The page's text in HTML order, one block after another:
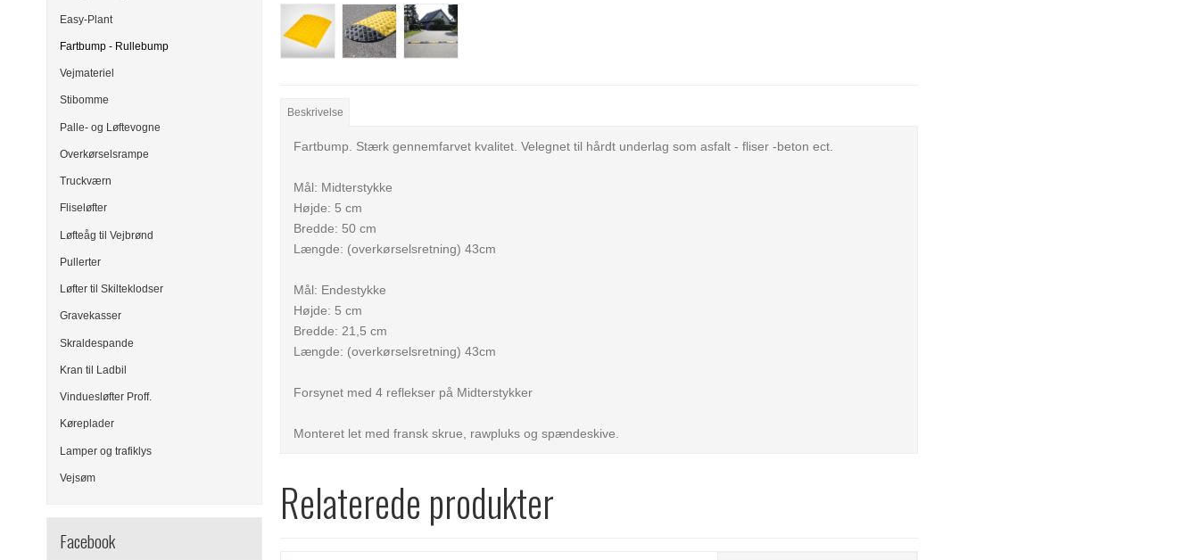
Easy-Plant
Fartbump - Rullebump
Vejmateriel
Stibomme
Palle- og Løftevogne
Overkørselsrampe
Truckværn
Fliseløfter
Løfteåg til Vejbrønd
Pullerter
Løfter til Skilteklodser
Gravekasser
Skraldespande
Kran til Ladbil
Vinduesløfter Proff.
Køreplader
Lamper og trafiklys
Vejsøm
Facebook
Beskrivelse
Fartbump. Stærk gennemfarvet kvalitet. Velegnet til hårdt underlag som asfalt - fliser -beton ect.
Mål: Midterstykke
Højde: 5 cm
Bredde: 50 cm
Længde: (overkørselsretning) 43cm
Mål: Endestykke
Højde: 5 cm
Bredde: 21,5 cm
Længde: (overkørselsretning) 43cm
Forsynet med 4 reflekser på Midterstykker
Monteret let med fransk skrue, rawpluks og spændeskive.
Relaterede produkter